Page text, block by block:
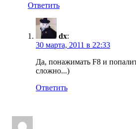
Ответить
dx:
30 марта, 2011 в 22:33
Да, понажимать F8 и
сложно...)
Ответить